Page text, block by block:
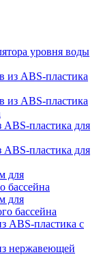
уровня воды
из ABS-пластика
из ABS-пластика
пластика для
пластика для
для
бассейна
для
бассейна
ABS-пластика с
нержавеющей